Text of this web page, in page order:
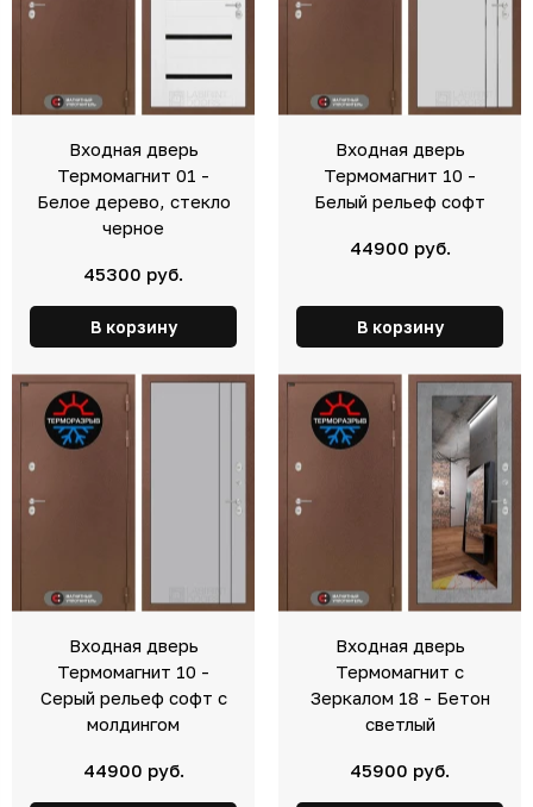
Входная дверь
Термомагнит 01 -
Белое дерево, стекло
черное
45300 руб.
В корзину
Входная дверь
Термомагнит 10 -
Белый рельеф софт
44900 руб.
В корзину
Входная дверь
Термомагнит 10 -
Серый рельеф софт с
молдингом
44900 руб.
Входная дверь
Термомагнит с
Зеркалом 18 - Бетон
светлый
45900 руб.